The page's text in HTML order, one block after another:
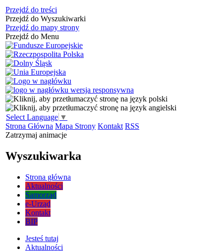
Przejdź do treści
Przejdź do Wyszukiwarki
Przejdź do mapy strony
Przejdź do Menu
Select Language ▼
Strona Główna Mapa Strony Kontakt RSS
Zatrzymaj animacje
Wyszukiwarka
Strona główna
Aktualności
Samorząd
e-Urząd
Kontakt
BIP
Jesteś tutaj
Aktualności